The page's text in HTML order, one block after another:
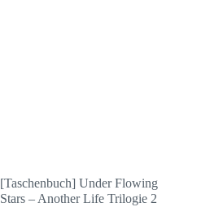
[Taschenbuch] Under Flowing
Stars – Another Life Trilogie 2